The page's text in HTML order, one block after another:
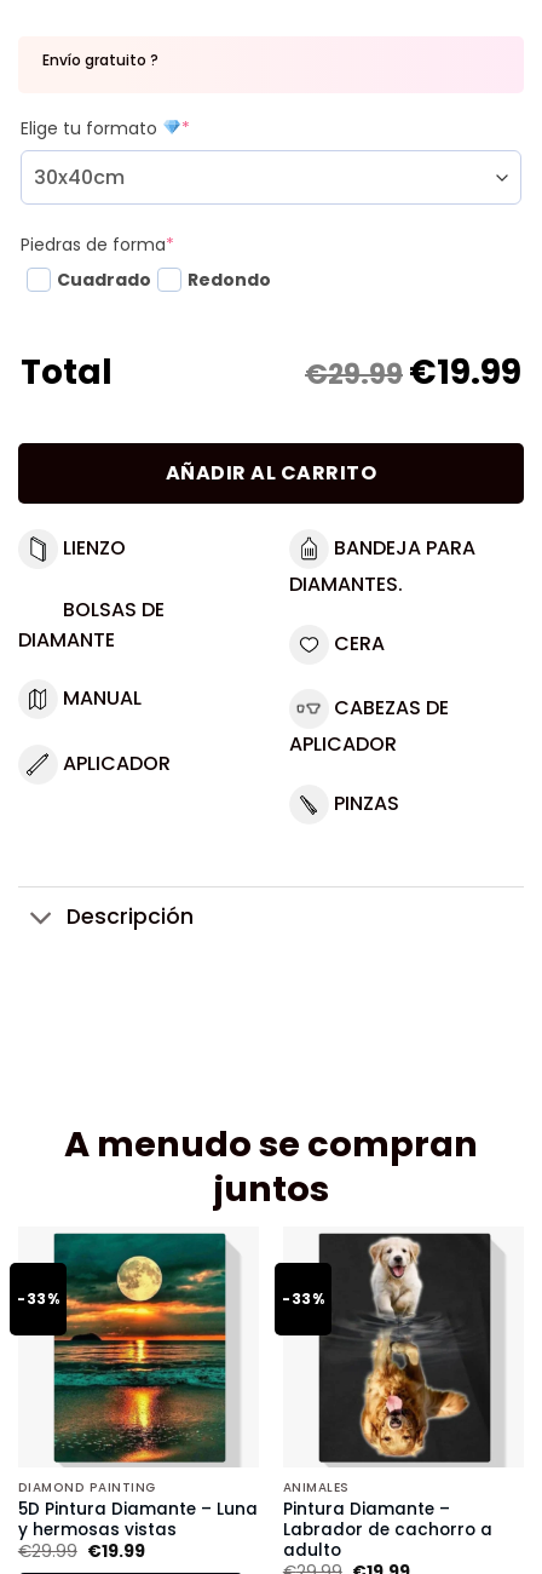
Envío gratuito ?
Elige tu formato *
Piedras de forma*
Cuadrado
Redondo
Total €29.99€19.99
AÑADIR AL CARRITO
LIENZO
BOLSAS DE
DIAMANTE
MANUAL
APLICADOR
BANDEJA PARA
DIAMANTES.
CERA
CABEZAS DE
APLICADOR
PINZAS
Descripción
A menudo se compran
juntos
-33%
DIAMOND PAINTING
5D Pintura Diamante – Luna
y hermosas vistas
€29.99 €19.99
-33%
ANIMALES
Pintura Diamante –
Labrador de cachorro a
adulto